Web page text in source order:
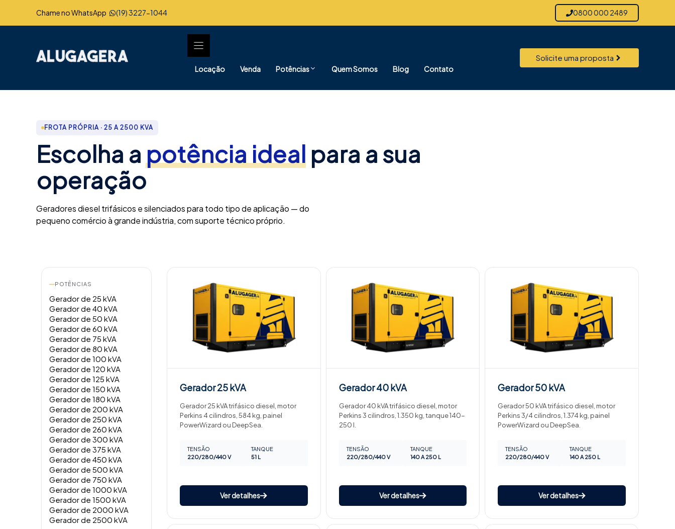
Chame no WhatsApp (19) 3227-1044 0800 000 2489
Locação Venda Potências Quem Somos Blog Contato
Solicite uma proposta
FROTA PRÓPRIA · 25 A 2500 KVA
Escolha a potência ideal para a sua
operação
Geradores diesel trifásicos e silenciados para todo tipo de aplicação — do
pequeno comércio à grande indústria, com suporte técnico próprio.
Gerador25 kVA
Gerador 25 kVA trifásico diesel, motor
Perkins 4 cilindros, 584 kg, painel
PowerWizard ou DeepSea.
TENSÃO
220/280/440 V
TANQUE
51 L
Ver detalhes
Gerador40 kVA
Gerador 40 kVA trifásico diesel, motor
Perkins 3 cilindros, 1.350 kg, tanque 140-
250 l.
TENSÃO
220/280/440 V
TANQUE
140 A 250 L
Ver detalhes
Gerador50 kVA
Gerador 50 kVA trifásico diesel, motor
Perkins 3/4 cilindros, 1.374 kg, painel
PowerWizard ou DeepSea.
TENSÃO
220/280/440 V
TANQUE
140 A 250 L
Ver detalhes
POTÊNCIAS
Gerador de 25 kVA
Gerador de 40 kVA
Gerador de 50 kVA
Gerador de 60 kVA
Gerador de 75 kVA
Gerador de 80 kVA
Gerador de 100 kVA
Gerador de 120 kVA
Gerador de 125 kVA
Gerador de 150 kVA
Gerador de 180 kVA
Gerador de 200 kVA
Gerador de 250 kVA
Gerador de 260 kVA
Gerador de 300 kVA
Gerador de 375 kVA
Gerador de 450 kVA
Gerador de 500 kVA
Gerador de 750 kVA
Gerador de 1000 kVA
Gerador de 1500 kVA
Gerador de 2000 kVA
Gerador de 2500 kVA